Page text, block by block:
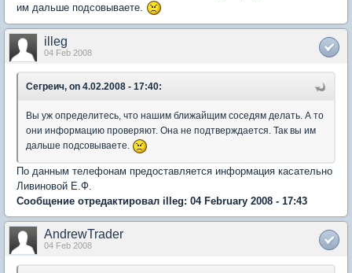
им дальше подсовываете.
illeg
04 Feb 2008
Сегреич, on 4.02.2008 - 17:40:
Вы уж определитесь, что нашим ближайщим соседям делать. А то
они информацию проверяют. Она не подтверждается. Так вы им
дальше подсовываете.
По данным телефонам предоставляется информация касательно
Ливиновой Е.Ф.
Сообщение отредактировал illeg: 04 February 2008 - 17:43
AndrewTrader
04 Feb 2008